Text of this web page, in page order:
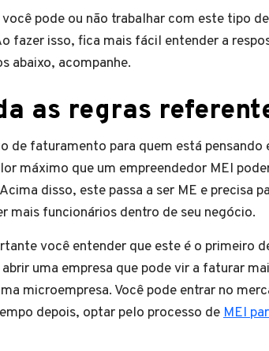
você pode ou não trabalhar com este tipo
fazer isso, fica mais fácil entender a
abaixo, acompanhe.
as regras
de faturamento para quem está
máximo que um empreendedor MEI
disso, este passa a ser ME e precisa
mais funcionários dentro de seu negócio.
você entender que este é o primeiro
uma empresa que pode vir a faturar
microempresa. Você pode entrar no
depois, optar pelo processo deMEI